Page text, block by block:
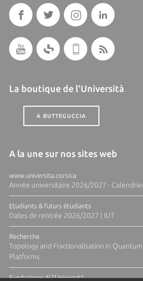
La boutique de l'Università
A BUTTEGUCCIA
A la une sur nos sites web
www.universita.corsica
Année universitaire 2026/2027 -
Etudiants & futurs étudiants
Dates de rentrée 2026/2027 | IUT
Recherche
Topology and Fractionalisation in
Platforms
Fundazione di l'Università